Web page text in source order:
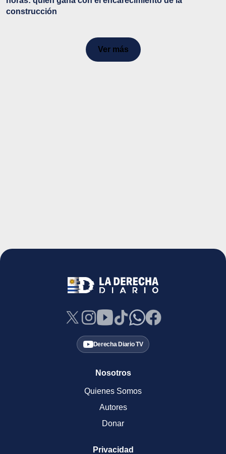
construcción
Ver más
Derecha Diario TV
Nosotros
Quienes Somos
Autores
Donar
Privacidad